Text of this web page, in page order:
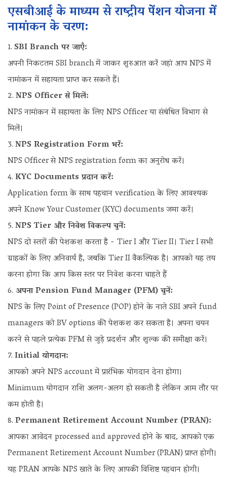
एसबीआई के माध्यम से राष्ट्रीय पेंशन योजना में
नामांकन के चरण:
SBI Branch पर जाएँ:
अपनी निकटतम SBI branch में जाकर शुरुआत करें जहां आप NPS में
नामांकन में सहायता प्राप्त कर सकते हैं।
NPS Officer से मिलें:
NPS नामांकन में सहायता के लिए NPS Officer या संबंधित विभाग से
मिलें।
NPS Registration Form भरें:
NPS Officer से NPS registration form का अनुरोध करें।
KYC Documents प्रदान करें:
Application form के साथ पहचान verification के लिए आवश्यक
अपने Know Your Customer (KYC) documents जमा करें।
NPS Tier और निवेश विकल्प चुनें:
NPS दो स्तरों की पेशकश करता है - Tier I और Tier II। Tier I सभी
ग्राहकों के लिए अनिवार्य है, जबकि Tier II वैकल्पिक है। आपको यह तय
करना होगा कि आप किस स्तर पर निवेश करना चाहते हैं
अपना Pension Fund Manager (PFM) चुनें:
NPS के लिए Point of Presence (POP) होने के नाते SBI अपने fund
managers को BV options की पेशकश कर सकता है। अपना चयन
करने से पहले प्रत्येक PFM से जुड़े प्रदर्शन और शुल्क की समीक्षा करें।
Initial योगदान:
आपको अपने NPS account में प्रारंभिक योगदान देना होगा।
Minimum योगदान राशि अलग-अलग हो सकती है लेकिन आम तौर पर
कम होती है।
Permanent Retirement Account Number (PRAN):
आपका आवेदन processed and approved होने के बाद, आपको एक
Permanent Retirement Account Number (PRAN) प्राप्त होगी।
यह PRAN आपके NPS खाते के लिए आपकी विशिष्ट पहचान होगी।